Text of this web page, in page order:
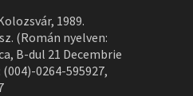
1989.
(Román nyelven:
B-dul 21 Decembrie
0264-595927,